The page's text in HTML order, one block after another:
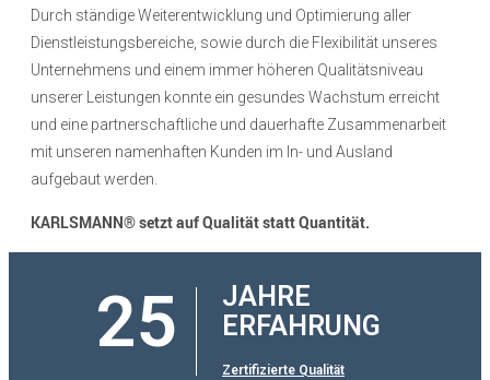
Durch ständige Weiterentwicklung und Optimierung aller
Dienstleistungsbereiche, sowie durch die Flexibilität unseres
Unternehmens und einem immer höheren Qualitätsniveau
unserer Leistungen konnte ein gesundes Wachstum erreicht
und eine partnerschaftliche und dauerhafte Zusammenarbeit
mit unseren namenhaften Kunden im In- und Ausland
aufgebaut werden.
KARLSMANN® setzt auf Qualität statt Quantität.
25
JAHRE
ERFAHRUNG
Zertifizierte Qualität